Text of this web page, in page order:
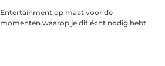
Entertainment op maat voor de
momenten waarop je dit écht nodig hebt